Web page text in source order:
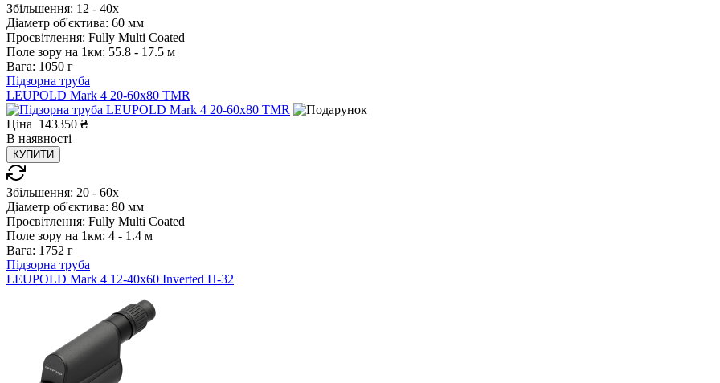
Збільшення: 12 - 40x
Діаметр об'єктива: 60 мм
Просвітлення: Fully Multi Coated
Поле зору на 1км: 55.8 - 17.5 м
Вага: 1050 г
Підзорна труба
LEUPOLD Mark 4 20-60x80 TMR
Ціна 143350 ₴
В наявності
КУПИТИ
Збільшення: 20 - 60x
Діаметр об'єктива: 80 мм
Просвітлення: Fully Multi Coated
Поле зору на 1км: 4 - 1.4 м
Вага: 1752 г
Підзорна труба
LEUPOLD Mark 4 12-40x60 Inverted H-32